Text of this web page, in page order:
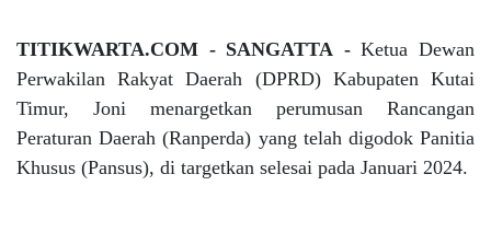
TITIKWARTA.COM - SANGATTA -Ketua Dewan
Perwakilan Rakyat Daerah (DPRD) Kabupaten Kutai
Timur, Joni menargetkan perumusan Rancangan
Peraturan Daerah (Ranperda) yang telah digodok Panitia
Khusus (Pansus), di targetkan selesai pada Januari 2024.